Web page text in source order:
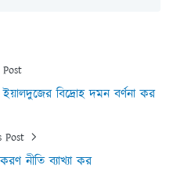
বিদ্রোহ দমন বর্ণনা কর
Post
নীতি ব্যাখ্যা কর